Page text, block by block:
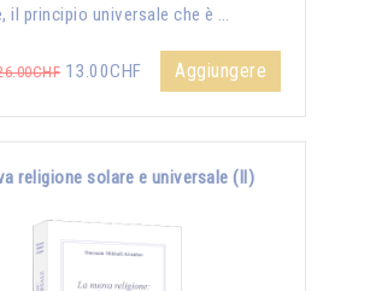
il principio universale che è …
13.00CHF Aggiungere
religione solare e universale (II)